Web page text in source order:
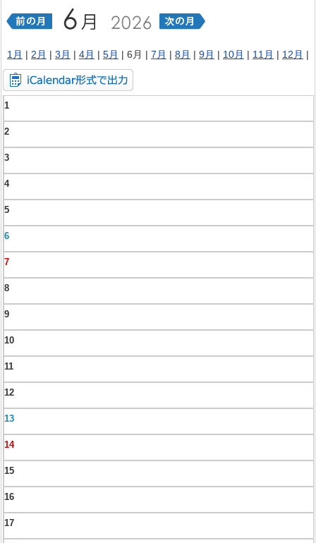
1月 | 2月 | 3月 | 4月 | 5月 | 6月 | 7月 | 8月 | 9月 | 10月 | 11月 | 12月 |
1
2
3
4
5
6
7
8
9
10
11
12
13
14
15
16
17